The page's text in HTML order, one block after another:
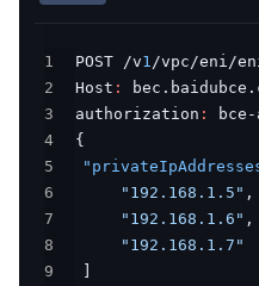
1 POST /v1 /vpc/eni/
2
Host :
3
authorization :
4
{
5
6
"192.168.1.5" ,
7
"192.168.1.6" ,
8
"192.168.1.7"
9
]